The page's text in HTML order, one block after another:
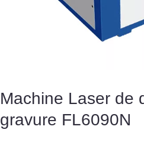
Machine Laser de
gravure FL6090N